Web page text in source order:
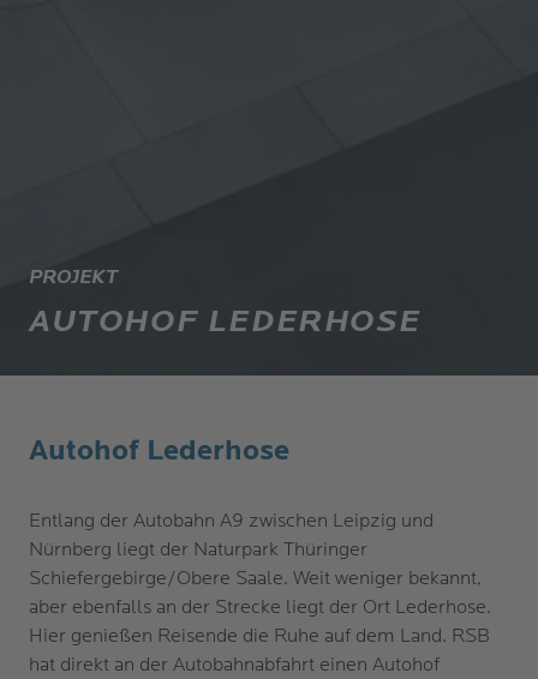
PROJEKT
AUTOHOF LEDERHOSE
Autohof Lederhose
Entlang der Autobahn A9 zwischen Leipzig und
Nürnberg liegt der Naturpark Thüringer
Schiefergebirge/Obere Saale. Weit weniger bekannt,
aber ebenfalls an der Strecke liegt der Ort Lederhose.
Hier genießen Reisende die Ruhe auf dem Land. RSB
hat direkt an der Autobahnabfahrt einen Autohof